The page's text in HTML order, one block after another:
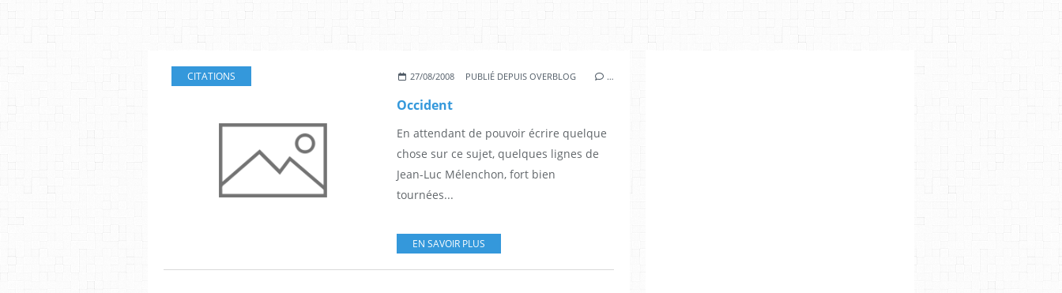
CITATIONS 27/08/2008 PUBLIÉ DEPUIS OVERBLOG …
Occident
En attendant de pouvoir écrire quelque
chose sur ce sujet, quelques lignes de
Jean-Luc Mélenchon, fort bien
tournées...
EN SAVOIR PLUS